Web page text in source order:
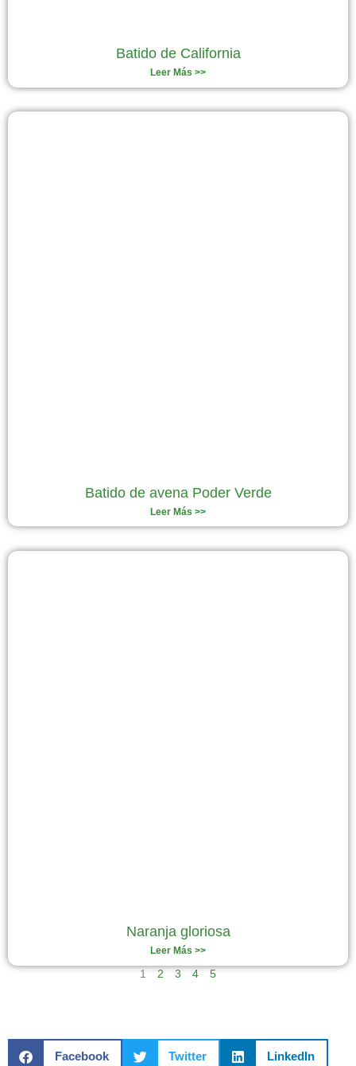
Batido de California
Leer Más >>
Batido de avena Poder Verde
Leer Más >>
Naranja gloriosa
Leer Más >>
1 2 3 4 5
Facebook Twitter LinkedIn